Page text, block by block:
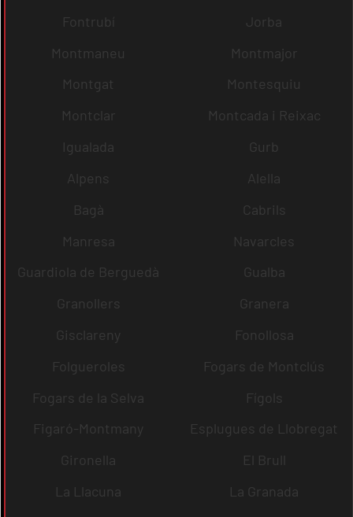
Fontrubí
Jorba
Montmaneu
Montmajor
Montgat
Montesquiu
Montclar
Montcada i Reixac
Igualada
Gurb
Alpens
Alella
Bagà
Cabrils
Manresa
Navarcles
Guardiola de Berguedà
Gualba
Granollers
Granera
Gisclareny
Fonollosa
Folgueroles
Fogars de Montclús
Fogars de la Selva
Fígols
Figaró-Montmany
Esplugues de Llobregat
Gironella
El Brull
La Llacuna
La Granada